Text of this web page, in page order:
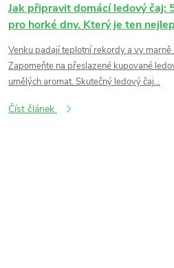
Jak připravit domácí ledový čaj:
pro horké dny. Který je ten
Venku padají teplotní rekordy a vy
Zapomeňte na přeslazené kupované
umělých aromat. Skutečný ledový čaj...
Číst článek